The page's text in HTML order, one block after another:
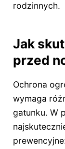
rodzinnych.
Jak
przed
Ochrona
wymaga
gatunku. W